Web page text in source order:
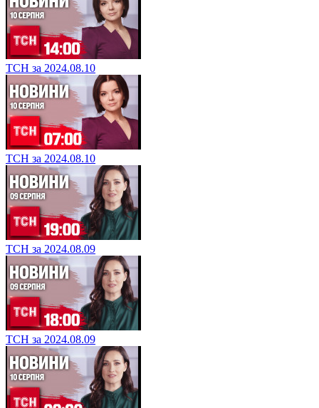
ТСН за 2024.08.10
ТСН за 2024.08.10
ТСН за 2024.08.09
ТСН за 2024.08.09